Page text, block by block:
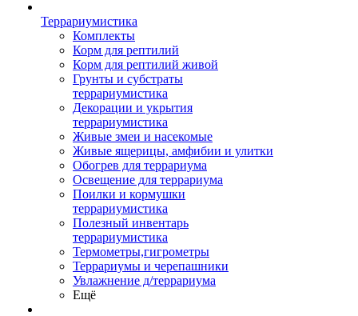
Террариумистика
Комплекты
Корм для рептилий
Корм для рептилий живой
Грунты и субстраты
террариумистика
Декорации и укрытия
террариумистика
Живые змеи и насекомые
Живые ящерицы, амфибии и улитки
Обогрев для террариума
Освещение для террариума
Поилки и кормушки
террариумистика
Полезный инвентарь
террариумистика
Термометры,гигрометры
Террариумы и черепашники
Увлажнение д/террариума
Ещё